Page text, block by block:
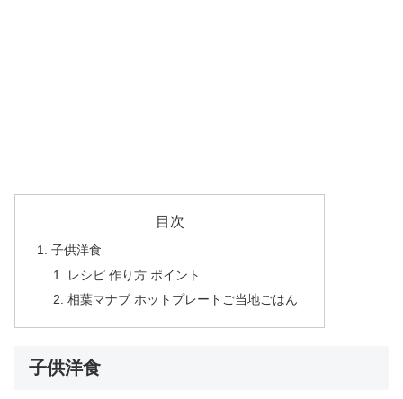
目次
子供洋食
レシピ 作り方 ポイント
相葉マナブ ホットプレートご当地ごはん
子供洋食